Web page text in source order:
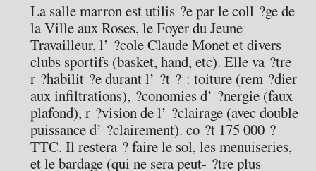
La salle marron est utilis ?e par le coll ?ge de
la Ville aux Roses, le Foyer du Jeune
Travailleur, l’ ?cole Claude Monet et divers
clubs sportifs (basket, hand, etc). Elle va ?tre
r ?habilit ?e durant l’ ?t ? : toiture (rem ?dier
aux infiltrations), ?conomies d’ ?nergie (faux
plafond), r ?vision de l’ ?clairage (avec double
puissance d’ ?clairement). co ?t 175 000 ?
TTC. Il restera ? faire le sol, les menuiseries,
et le bardage (qui ne sera peut- ?tre plus